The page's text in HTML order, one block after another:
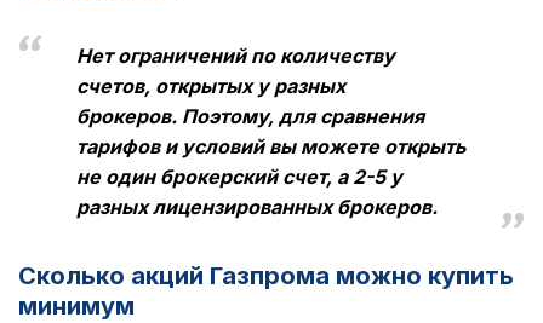
Нет ограничений по количеству
счетов, открытых у разных
брокеров. Поэтому, для сравнения
тарифов и условий вы можете открыть
не один брокерский счет, а 2-5 у
разных лицензированных брокеров.
Сколько акций Газпрома можно купить
минимум